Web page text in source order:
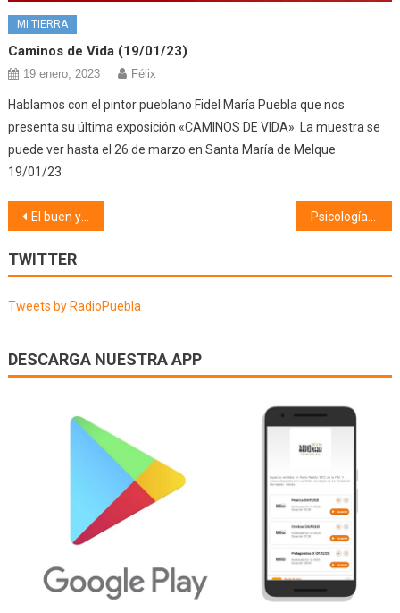
MI TIERRA
Caminos de Vida (19/01/23)
19 enero, 2023 Félix
Hablamos con el pintor pueblano Fidel María Puebla que nos
presenta su última exposición «CAMINOS DE VIDA». La muestra se
puede ver hasta el 26 de marzo en Santa María de Melque
19/01/23
Navegación
de
entradas
El buen yantar (23/06/21) Psicología (24/06/21)
TWITTER
Tweets by RadioPuebla
DESCARGA NUESTRA APP